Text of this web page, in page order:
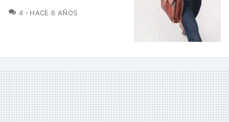
4 COMENTARIOS
HACE 6 AÑOS